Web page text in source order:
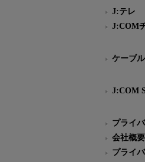
J:テレ
J:COM
ケーブ
J:COM
プライ
会社概要
プライ